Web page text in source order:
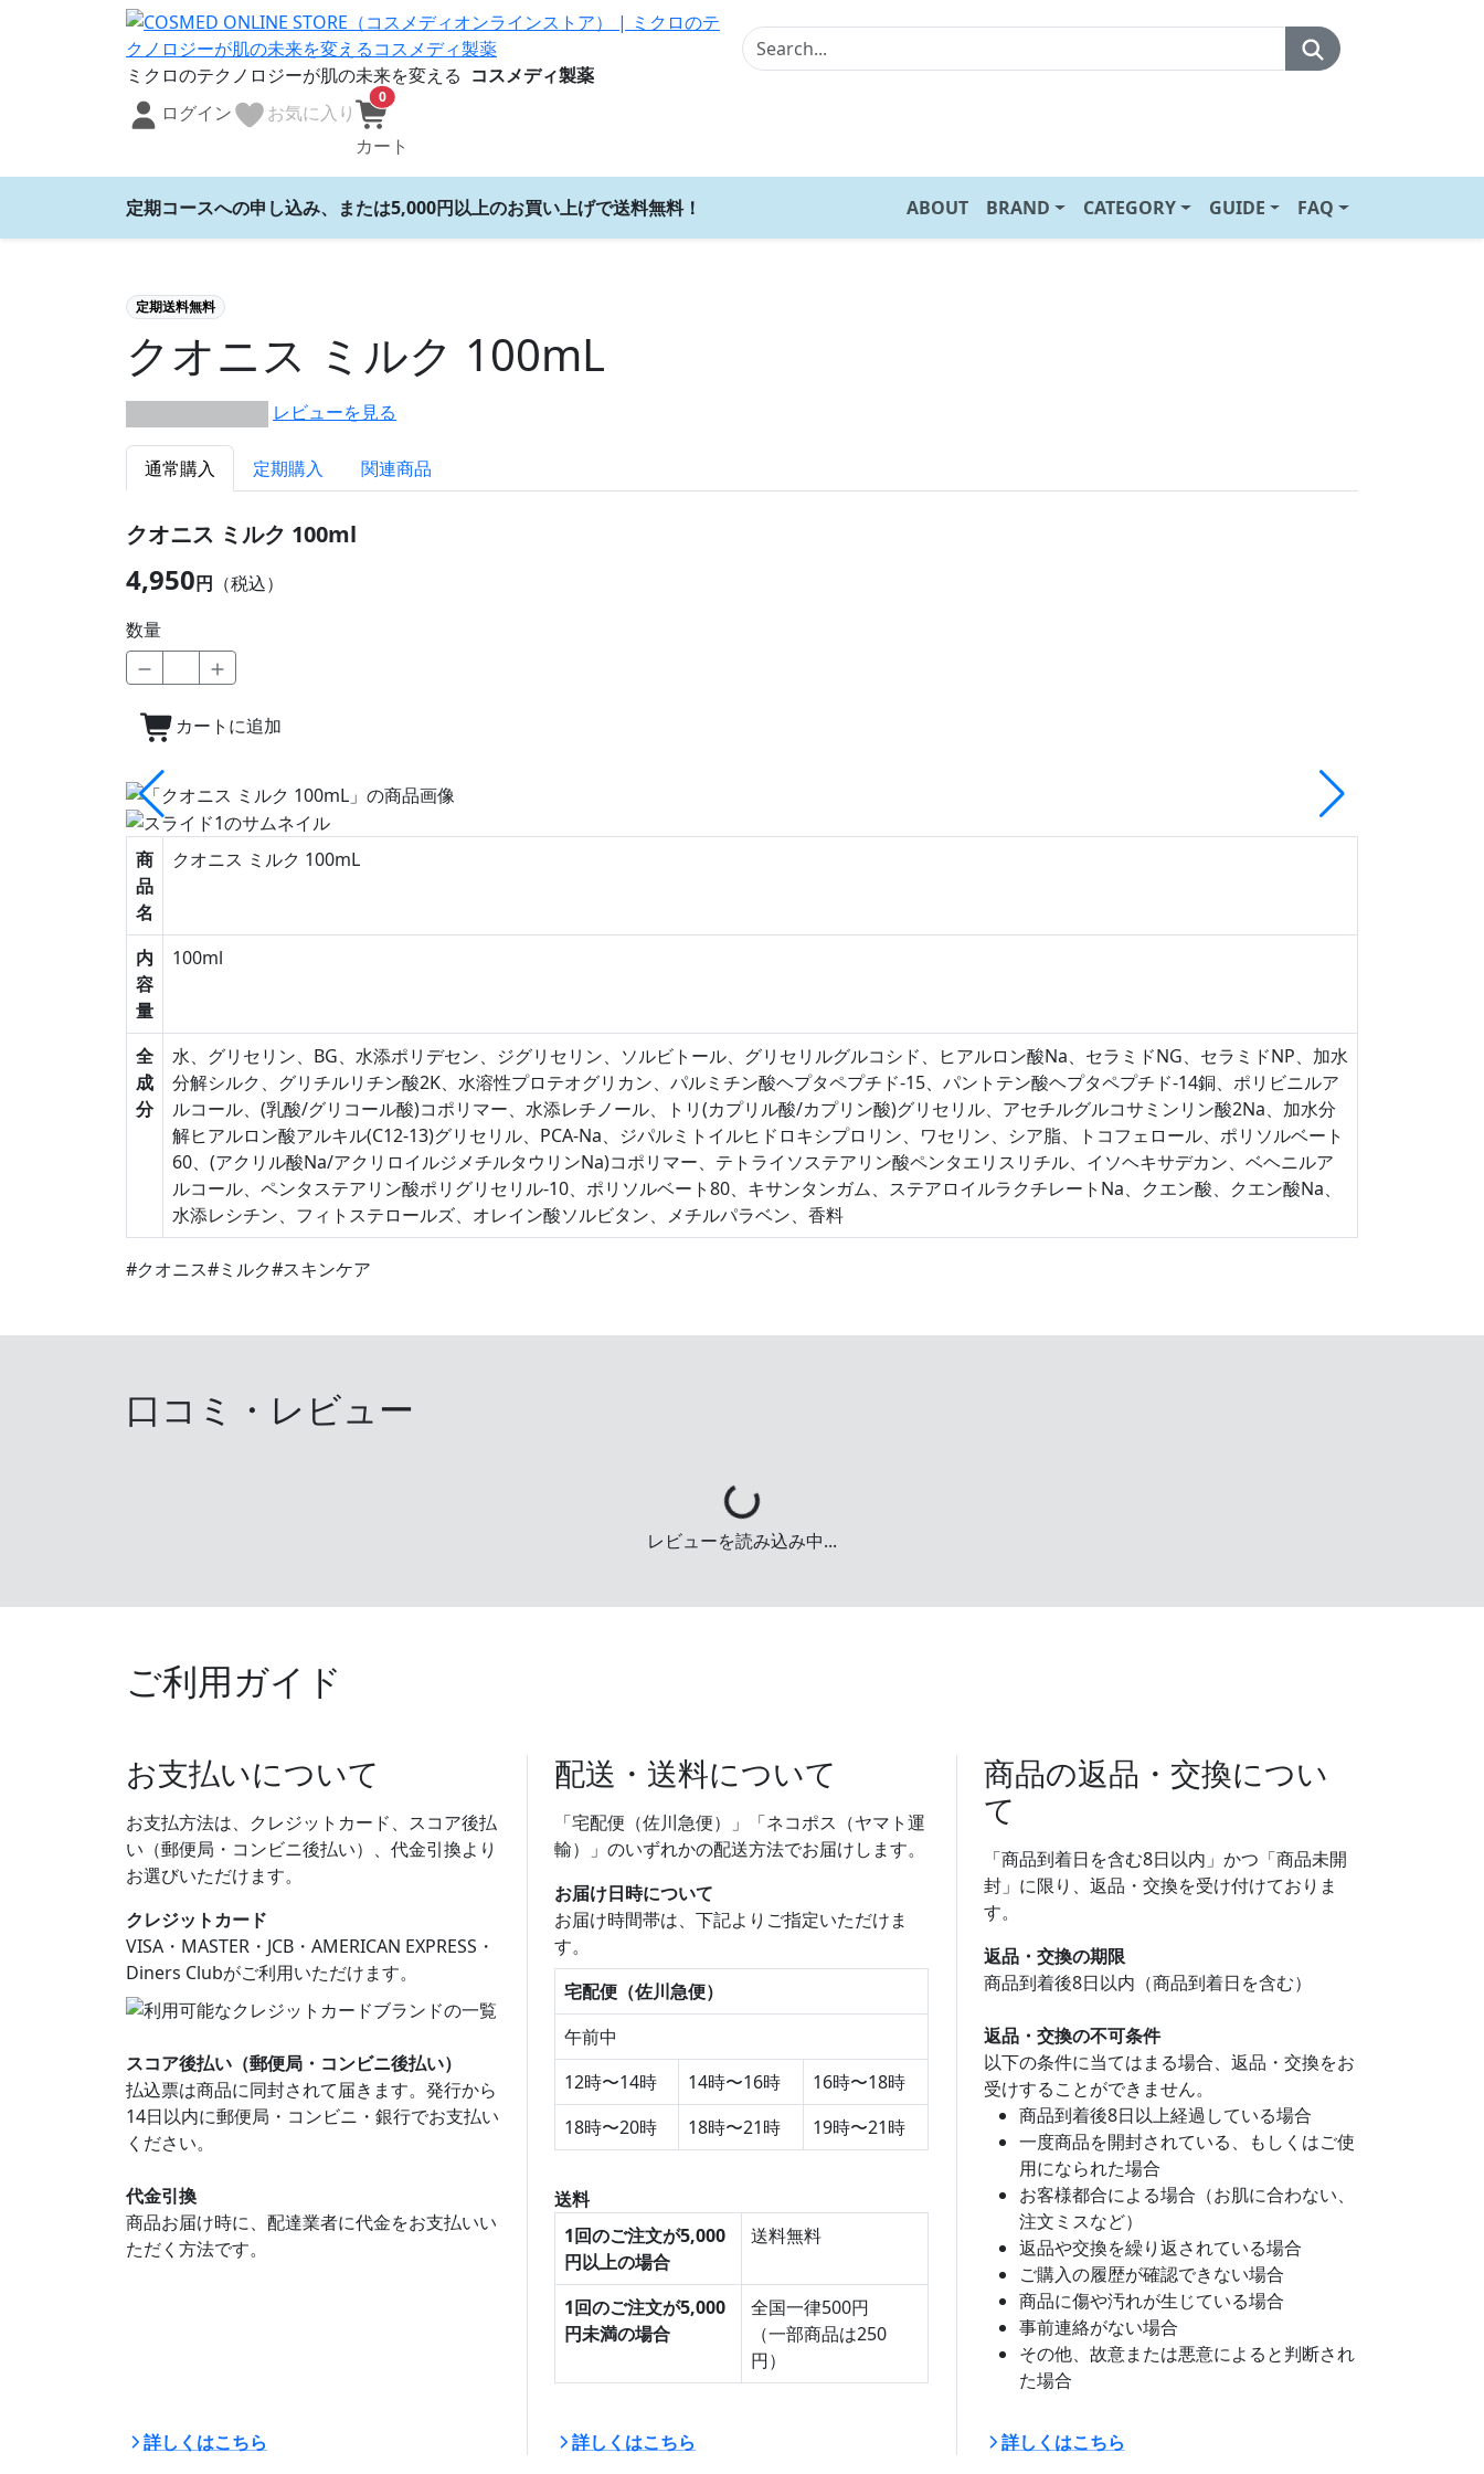
ミクロのテクノロジーが肌の未来を変える コスメディ製薬
ログイン
お気に入り
0
カート
定期コースへの申し込み、または5,000円以上のお買い上げで送料無料！ ABOUT BRAND CATEGORY GUIDE FAQ
定期送料無料
クオニス ミルク 100mL
レビューを見る
通常購入 定期購入 関連商品
クオニス ミルク 100ml
4,950円 （税込）
数量
カートに追加
商
品
名
クオニス ミルク 100mL
内
容
量
100ml
全
成
分
水、グリセリン、BG、水添ポリデセン、ジグリセリン、ソルビトール、グリセリルグルコシド、ヒアルロン酸Na、セラミドNG、セラミドNP、加水
分解シルク、グリチルリチン酸2K、水溶性プロテオグリカン、パルミチン酸ヘプタペプチド-15、パントテン酸ヘプタペプチド-14銅、ポリビニルア
ルコール、(乳酸/グリコール酸)コポリマー、水添レチノール、トリ(カプリル酸/カプリン酸)グリセリル、アセチルグルコサミンリン酸2Na、加水分
解ヒアルロン酸アルキル(C12-13)グリセリル、PCA-Na、ジパルミトイルヒドロキシプロリン、ワセリン、シア脂、トコフェロール、ポリソルベート
60、(アクリル酸Na/アクリロイルジメチルタウリンNa)コポリマー、テトライソステアリン酸ペンタエリスリチル、イソヘキサデカン、ベヘニルア
ルコール、ペンタステアリン酸ポリグリセリル-10、ポリソルベート80、キサンタンガム、ステアロイルラクチレートNa、クエン酸、クエン酸Na、
水添レシチン、フィトステロールズ、オレイン酸ソルビタン、メチルパラベン、香料
#クオニス#ミルク#スキンケア
口コミ・レビュー
Loading...
レビューを読み込み中...
ご利用ガイド
お支払いについて
お支払方法は、クレジットカード、スコア後払
い（郵便局・コンビニ後払い）、代金引換より
お選びいただけます。
クレジットカード
VISA・MASTER・JCB・AMERICAN EXPRESS・
Diners Clubがご利用いただけます。
スコア後払い（郵便局・コンビニ後払い）
払込票は商品に同封されて届きます。発行から
14日以内に郵便局・コンビニ・銀行でお支払い
ください。
代金引換
商品お届け時に、配達業者に代金をお支払いい
ただく方法です。
詳しくはこちら
配送・送料について
「宅配便（佐川急便）」「ネコポス（ヤマト運
輸）」のいずれかの配送方法でお届けします。
お届け日時について
お届け時間帯は、下記よりご指定いただけま
す。
宅配便（佐川急便）
午前中
12時〜14時
14時〜16時
16時〜18時
18時〜20時
18時〜21時 19時〜21時
送料
1回のご注文が5,000
円以上の場合
送料無料
1回のご注文が5,000
円未満の場合
全国一律500円
（一部商品は250
円）
詳しくはこちら
商品の返品・交換につい
て
「商品到着日を含む8日以内」かつ「商品未開
封」に限り、返品・交換を受け付けておりま
す。
返品・交換の期限
商品到着後8日以内（商品到着日を含む）
返品・交換の不可条件
以下の条件に当てはまる場合、返品・交換をお
受けすることができません。
商品到着後8日以上経過している場合
一度商品を開封されている、もしくはご使
用になられた場合
お客様都合による場合（お肌に合わない、
注文ミスなど）
返品や交換を繰り返されている場合
ご購入の履歴が確認できない場合
商品に傷や汚れが生じている場合
事前連絡がない場合
その他、故意または悪意によると判断され
た場合
詳しくはこちら